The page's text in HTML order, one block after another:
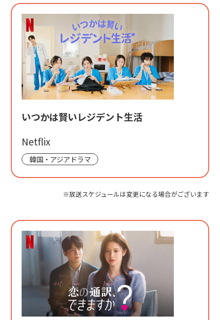
いつかは賢いレジデント生活
Netflix
韓国・アジアドラマ
※放送スケジュールは変更になる場合がございます